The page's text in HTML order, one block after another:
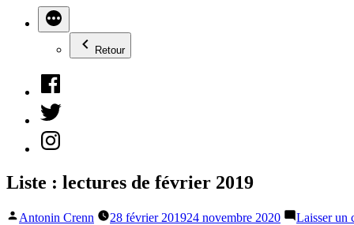
Retour
Facebook
Twitter
Instagram
Liste : lectures de février 2019
Publié
Antonin Crenn 28 février 201924 novembre 2020 Laisser un